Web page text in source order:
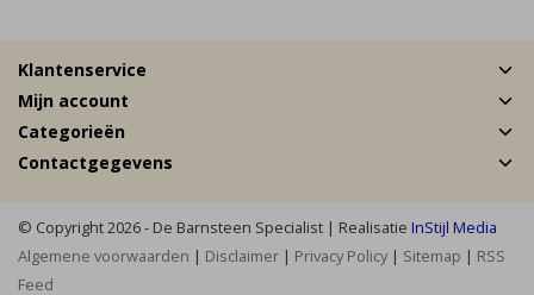
Klantenservice
Mijn account
Categorieën
Contactgegevens
© Copyright 2026 - De Barnsteen Specialist | Realisatie InStijl Media
Algemene voorwaarden | Disclaimer | Privacy Policy | Sitemap | RSS
Feed